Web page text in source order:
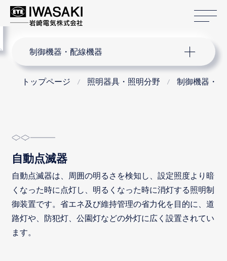
制御機器・配線機器
トップページ 照明器具・照明分野 制御機器・
自動点滅器
自動点滅器は、周囲の明るさを検知し、設定照度より暗
くなった時に点灯し、明るくなった時に消灯する照明制
御装置です。省エネ及び維持管理の省力化を目的に、道
路灯や、防犯灯、公園灯などの外灯に広く設置されてい
ます。
menu